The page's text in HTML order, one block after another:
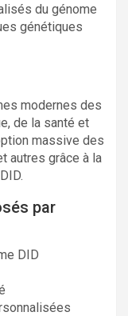
du génome
génétiques
modernes des
de la santé et
massive des
autres grâce à la
par
DID